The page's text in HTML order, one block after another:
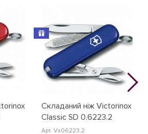
Складаний ніж Victorinox
Classic SD 0.6223.2
Арт. Vx06223.2